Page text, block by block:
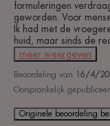
formuleringen
geworden. Voor
Ik had met de
huid, maar sinds de
meer weergeven
Beoordeling van 16/4/
Oorspronkelijk
Originele beoordeling